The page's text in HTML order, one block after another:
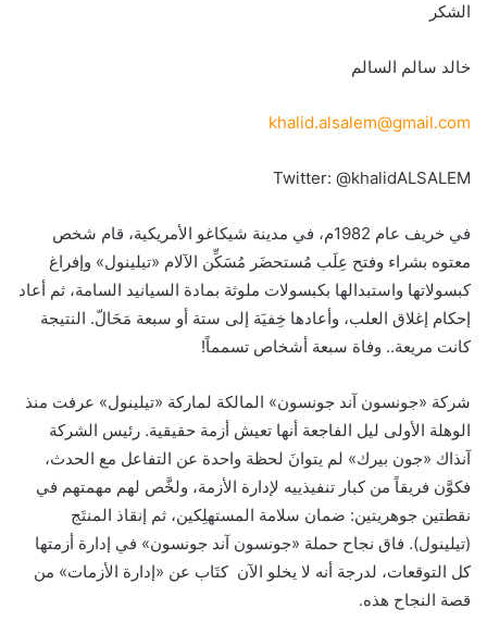
الشكر
خالد سالم السالم
khalid.alsalem@gmail.com
Twitter: @khalidALSALEM
في خريف عام 1982م، في مدينة شيكاغو الأمريكية، قام شخص
معتوه بشراء وفتح عِلَب مُستحضَر مُسَكِّن الآلام «تيلينول» وإفراغ
كبسولاتها واستبدالها بكبسولات ملوثة بمادة السيانيد السامة، ثم أعاد
إحكام إغلاق العلب، وأعادها خِفيَة إلى ستة أو سبعة مَحَالّ. النتيجة
كانت مريعة.. وفاة سبعة أشخاص تسمماً!
شركة «جونسون آند جونسون» المالكة لماركة «تيلينول» عرفت منذ
الوهلة الأولى ليل الفاجعة أنها تعيش أزمة حقيقية. رئيس الشركة
آنذاك «جون بيرك» لم يتوانَ لحظة واحدة عن التفاعل مع الحدث،
فكوَّن فريقاً من كبار تنفيذييه لإدارة الأزمة، ولخَّص لهم مهمتهم في
نقطتين جوهريتين: ضمان سلامة المستهلِكين، ثم إنقاذ المنتَج
(تيلينول). فاق نجاح حملة «جونسون آند جونسون» في إدارة أزمتها
كل التوقعات، لدرجة أنه لا يخلو الآن كتَاب عن «إدارة الأزمات» من
قصة النجاح هذه.